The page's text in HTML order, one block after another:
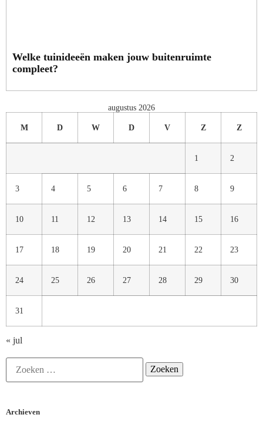
Welke tuinideeën maken jouw buitenruimte
compleet?
augustus 2026
M D W D V Z Z
1 2
3 4 5 6 7 8 9
10 11 12 13 14 15 16
17 18 19 20 21 22 23
24 25 26 27 28 29 30
31
« jul
Archieven